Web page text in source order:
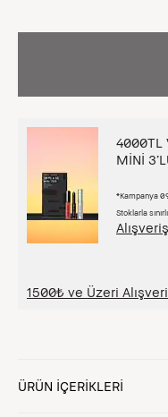
4000TL
MİNİ
*Kampanya
Stoklarla
1500₺ ve Üzeri
ÜRÜN İÇERİKLERİ